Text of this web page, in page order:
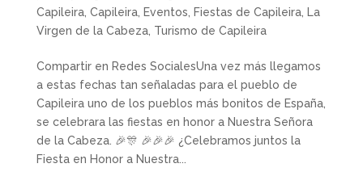
Capileira, Capileira, Eventos Fiestas de Capileira, La
Virgen de la Cabeza, Turismo de Capileira
Compartir en Redes SocialesUna vez más llegamos
a estas fechas tan señaladas para el pueblo de
Capileira uno de los pueblos más bonitos de España,
se celebrara las fiestas en honor a Nuestra Señora
de la Cabeza. 🎉🎊 🎉🎉🎉 ¿Celebramos juntos la
Fiesta en Honor a Nuestra...